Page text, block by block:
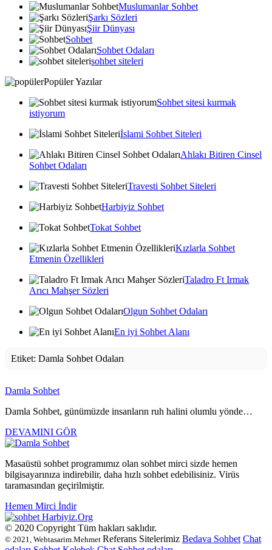
Muslumanlar Sohbet
Şarkı Sözleri
Şiir Dünyası
Sohbet
Sohbet Odaları
sohbet siteleri
Popüler Yazılar
Sohbet sitesi kurmak
istiyorum
İslami Sohbet Siteleri
Ahlakı Bitiren Cinsel
Sohbet Odaları
Travesti Sohbet Siteleri
Harbiyiz Sohbet
Tokat Sohbet
Kızlarla Sohbet
Etmenin Özellikleri
Taladro Ft Irmak
Arıcı Mahşer Sözleri
Olgun Sohbet Odaları
En iyi Sohbet Alanı
Etiket: Damla Sohbet Odaları
Damla Sohbet
Damla Sohbet, günümüzde insanların ruh halini olumlu yönde…
DEVAMINI GÖR
Masaüstü sohbet programımız olan sohbet mirci sizde hemen
bilgisayarınıza indirebilir, daha hızlı sohbet edebilisiniz. Virüs
taramasından geçirilmiştir.
Hemen Mirci İndir
Harbiyiz.Org
© 2020 Copyright Tüm hakları saklıdır.
© 2021, Webtasarim.Mehmet Referans Sitelerimiz Bedava Sohbet Chat